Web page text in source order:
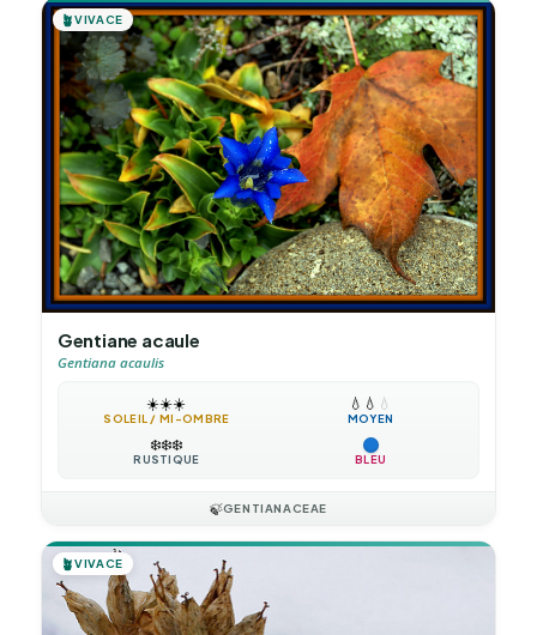
🪴VIVACE
Gentiane acaule
Gentiana acaulis
☀️☀️☀️
SOLEIL / MI-OMBRE
💧 💧 💧
MOYEN
❄️❄️❄️
RUSTIQUE BLEU
🍃GENTIANACEAE
🪴VIVACE